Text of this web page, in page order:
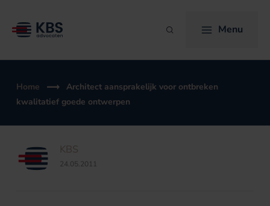
naar
Zoeken Menu
Home
Architect aansprakelijk voor ontbreken
kwalitatief goede ontwerpen
KBS
24.05.2011